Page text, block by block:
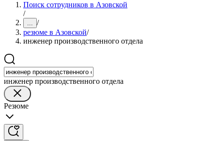
Поиск сотрудников в Азовской
/
... /
резюме в Азовской/
инженер производственного отдела
инженер производственного отдела
Резюме